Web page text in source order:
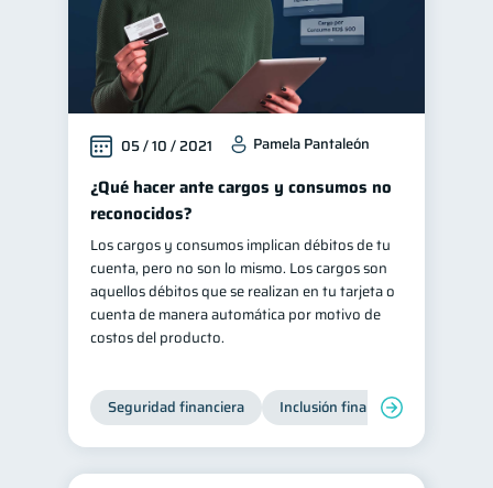
05 / 10 / 2021 Pamela Pantaleón
¿Qué hacer ante cargos y consumos no
reconocidos?
Los cargos y consumos implican débitos de tu
cuenta, pero no son lo mismo. Los cargos son
aquellos débitos que se realizan en tu tarjeta o
cuenta de manera automática por motivo de
costos del producto.
Seguridad financiera Inclusión financiera